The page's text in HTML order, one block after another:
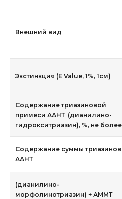
Внешний вид
Экстинкция (E Value, 1%, 1см)
Содержание триазиновой
примеси ААНТ (дианилино-
гидрокситриазин), %, не более
Содержание суммы триазинов
ААНТ
(дианилино-
морфолинотриазин) + АММТ